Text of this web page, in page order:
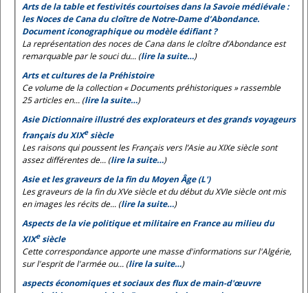
Arts de la table et festivités courtoises dans la Savoie médiévale :
lesNoces de Canadu cloître de Notre-Dame d’Abondance.
Document iconographique ou modèle édifiant ?
La représentation des noces de Cana dans le cloître d’Abondance est
remarquable par le souci du... (lire la suite…)
Arts et cultures de la Préhistoire
Ce volume de la collection « Documents préhistoriques » rassemble
25 articles en... (lire la suite…)
Asie Dictionnaire illustré des explorateurs et des grands voyageurs
français du XIXesiècle
Les raisons qui poussent les Français vers l’Asie au XIXe siècle sont
assez différentes de... (lire la suite…)
Asie et les graveurs de la fin du Moyen Âge (L')
Les graveurs de la fin du XVe siècle et du début du XVIe siècle ont mis
en images les récits de... (lire la suite…)
Aspects de la vie politique et militaire en France au milieu du
XIXesiècle
Cette correspondance apporte une masse d'informations sur l'Algérie,
sur l'esprit de l'armée ou... (lire la suite…)
aspects économiques et sociaux des flux de main-d'œuvre